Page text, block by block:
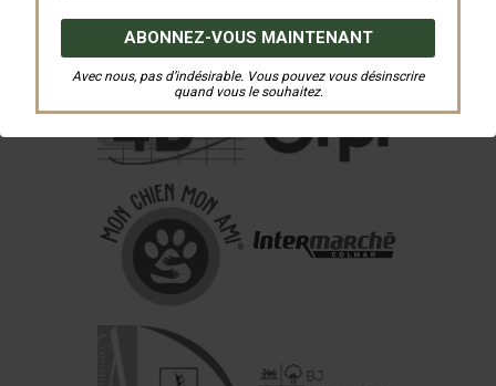
Avec nous, pas d’indésirable. Vous pouvez vous désinscrire
quand vous le souhaitez.